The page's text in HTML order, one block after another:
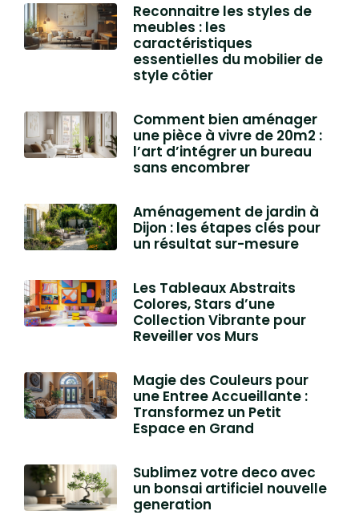
Reconnaitre les styles de
meubles : les
caractéristiques
essentielles du mobilier de
style côtier
Comment bien aménager
une pièce à vivre de 20m2 :
l’art d’intégrer un bureau
sans encombrer
Aménagement de jardin à
Dijon : les étapes clés pour
un résultat sur-mesure
Les Tableaux Abstraits
Colores, Stars d’une
Collection Vibrante pour
Reveiller vos Murs
Magie des Couleurs pour
une Entree Accueillante :
Transformez un Petit
Espace en Grand
Sublimez votre deco avec
un bonsai artificiel nouvelle
generation